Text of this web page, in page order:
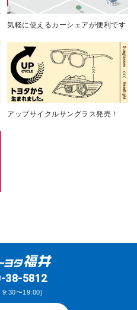
気軽に使えるカーシェアが便利です
アップサイクルサングラス発売！
38-5812
9:30〜19:00)